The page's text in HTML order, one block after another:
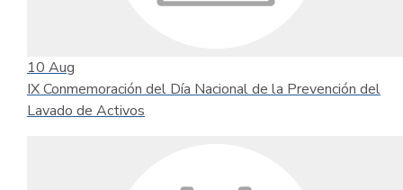
10 Aug
IX Conmemoración del Día Nacional de la Prevención del
Lavado de Activos